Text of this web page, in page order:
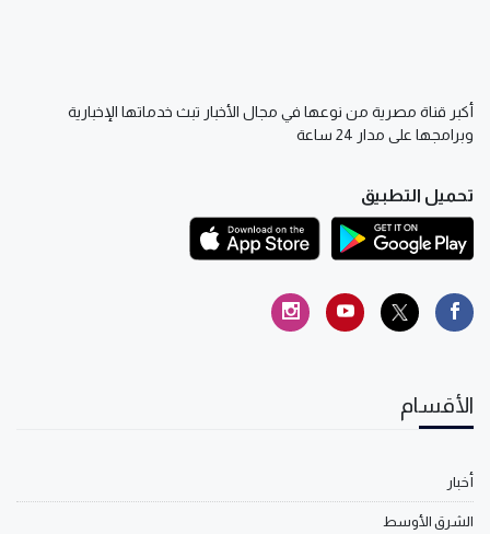
أكبر قناة مصرية من نوعها في مجال الأخبار تبث خدماتها الإخبارية
وبرامجها على مدار 24 ساعة
تحميل التطبيق
الأقسام
أخبار
الشرق الأوسط